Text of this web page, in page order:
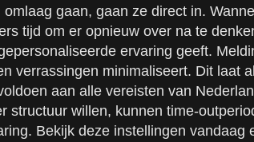
gaan, gaan ze direct in.
tijd om er opnieuw over na te
ervaring geeft.
verrassingen minimaliseert. Dit laat
aan alle vereisten van
willen, kunnen time-
Bekijk deze instellingen